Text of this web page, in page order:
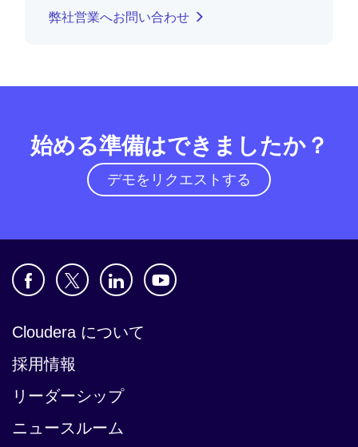
弊社営業へお問い合わせ
始める準備はできましたか？
デモをリクエストする
Cloudera について
採用情報
リーダーシップ
ニュースルーム